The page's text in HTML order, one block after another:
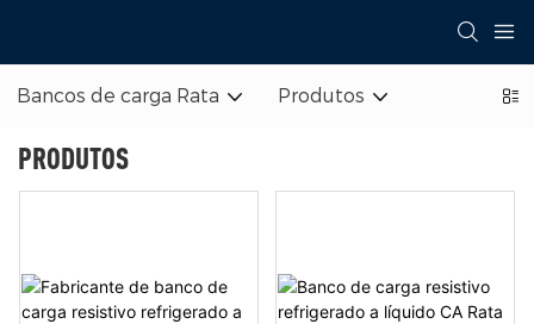
Bancos de carga Rata Produtos
PRODUTOS